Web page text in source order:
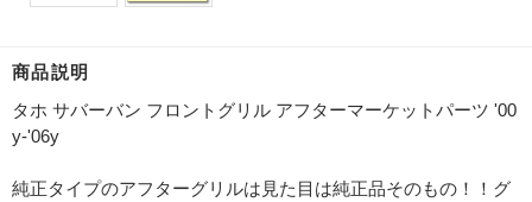
商品説明
タホ サバーバン フロントグリル アフターマーケットパーツ '00
y-'06y
純正タイプのアフターグリルは見た目は純正品そのもの！！グ